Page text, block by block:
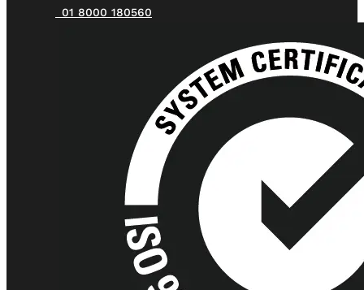
01 8000 180560